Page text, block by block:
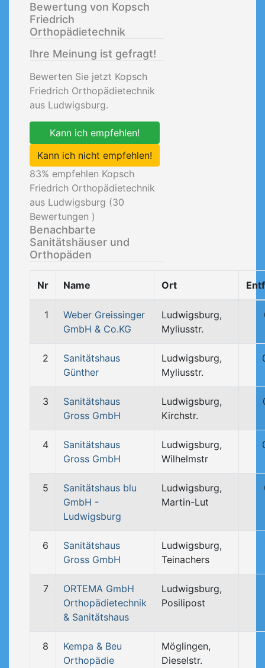
Bewertung von Kopsch
Friedrich
Orthopädietechnik
Ihre Meinung ist gefragt!
Bewerten Sie jetzt Kopsch
Friedrich Orthopädietechnik
aus Ludwigsburg.
Kann ich empfehlen!
Kann ich nicht empfehlen!
83% empfehlen Kopsch
Friedrich Orthopädietechnik
aus Ludwigsburg (30
Bewertungen )
Benachbarte
Sanitätshäuser und
Orthopäden
Nr Name Ort
1
Weber Greissinger
GmbH & Co.KG
Ludwigsburg,
Myliusstr.
2
Sanitätshaus
Günther
Ludwigsburg,
Myliusstr.
3
Sanitätshaus
Gross GmbH
Ludwigsburg,
Kirchstr.
4
Sanitätshaus
Gross GmbH
Ludwigsburg,
Wilhelmstr
5
Sanitätshaus blu
GmbH -
Ludwigsburg
Ludwigsburg,
Martin-Lut
6
Sanitätshaus
Gross GmbH
Ludwigsburg,
Teinachers
7
ORTEMA GmbH
Orthopädietechnik
& Sanitätshaus
Ludwigsburg,
Posilipost
8
Kempa & Beu
Orthopädie
Möglingen,
Dieselstr.